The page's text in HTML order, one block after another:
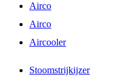
Airco
Airco
Aircooler
Stoomstrijkijzer